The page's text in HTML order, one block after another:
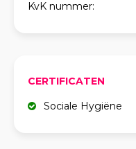
KvK nummer:
CERTIFICATEN
Sociale Hygiëne